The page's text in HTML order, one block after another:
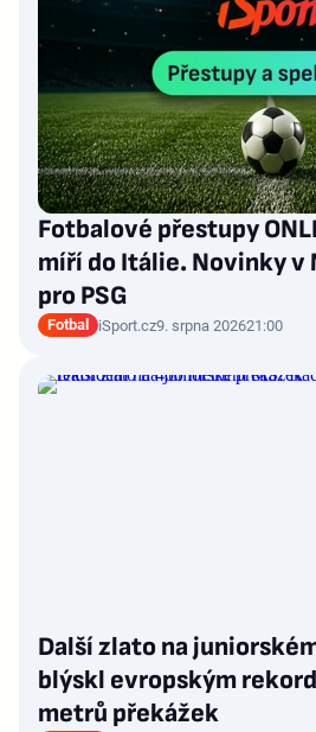
Fotbalové přestupy
míří do Itálie. Novinky v
pro PSG
Fotbal iSport.cz9. srpna 202621:00
Další zlato na
blýskl evropským
metrů překážek